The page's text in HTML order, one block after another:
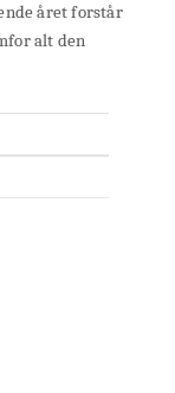
året forstår
alt den